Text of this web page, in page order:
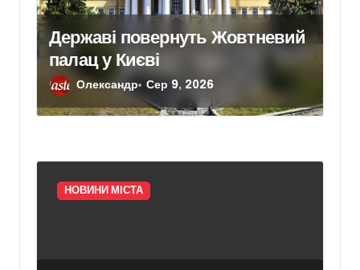
Державі повернуть Жовтневий
палац у Києві
Олександр Сер 9, 2026
НОВИНИ МІСТА